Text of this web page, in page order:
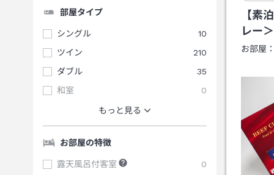
部屋タイプ
シングル
10
ツイン
210
ダブル
35
和室
0
もっと見る
お部屋の特徴
露天風呂付客室 0
【素
レー
お部屋：